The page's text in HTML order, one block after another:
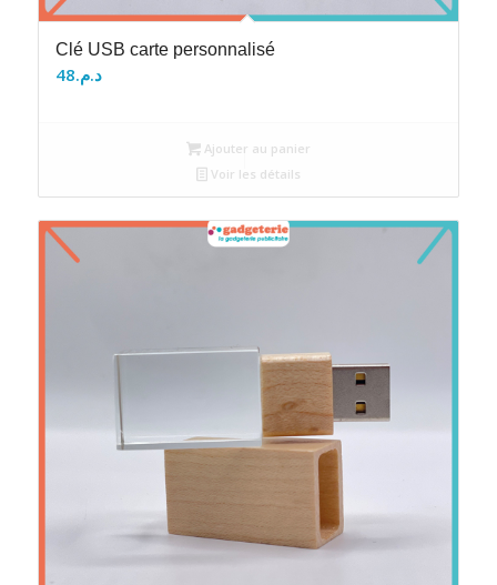
Clé USB carte personnalisé
د.م.48
Ajouter au panier
Voir les détails